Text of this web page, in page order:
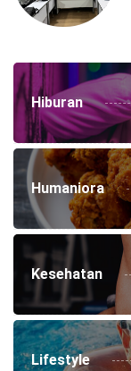
Hiburan
Humaniora
Kesehatan
Lifestyle